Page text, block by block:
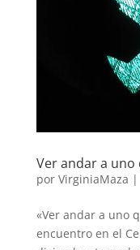
Ver andar a uno
por VirginiaMaza |
«Ver andar a uno
encuentro en el